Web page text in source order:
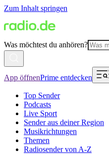
Zum Inhalt springen
Was möchtest du anhören?
App öffnenPrime entdecken
Top Sender
Podcasts
Live Sport
Sender aus deiner Region
Musikrichtungen
Themen
Radiosender von A-Z